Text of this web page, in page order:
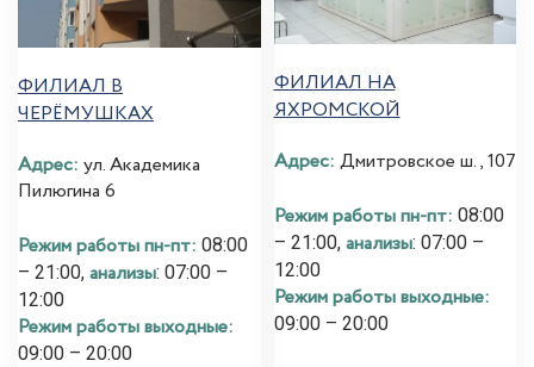
ФИЛИАЛ В
ЧЕРЁМУШКАХ
Адрес: ул. Академика
Пилюгина 6
Режим работы пн-пт: 08:00
– 21:00, анализы: 07:00 –
12:00
Режим работы выходные:
09:00 – 20:00
ФИЛИАЛ НА
ЯХРОМСКОЙ
Адрес: Дмитровское ш., 107
Режим работы пн-пт: 08:00
– 21:00, анализы: 07:00 –
12:00
Режим работы выходные:
09:00 – 20:00